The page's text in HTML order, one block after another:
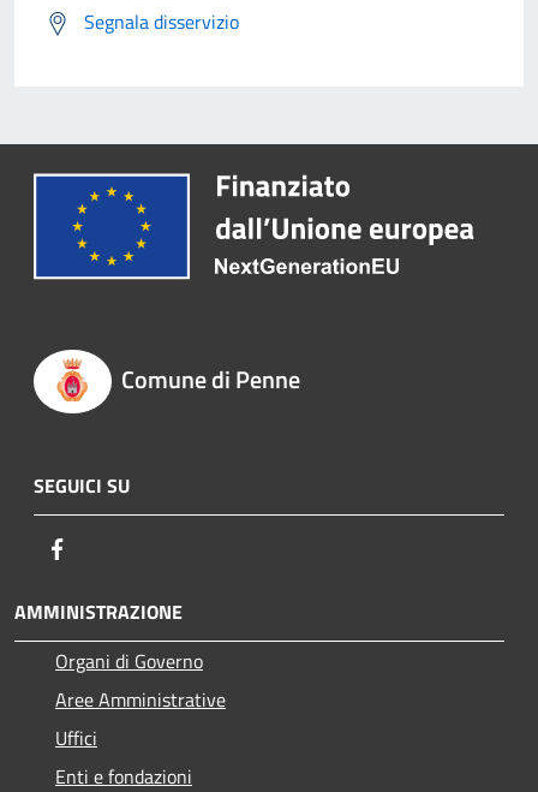
Segnala disservizio
Comune di Penne
SEGUICI SU
AMMINISTRAZIONE
Organi di Governo
Aree Amministrative
Uffici
Enti e fondazioni